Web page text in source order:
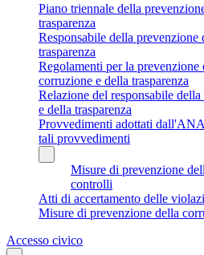
Piano triennale della
trasparenza
Responsabile della prevenzione
trasparenza
Regolamenti per la prevenzione
corruzione e della trasparenza
Relazione del responsabile
e della trasparenza
Provvedimenti adottati
tali provvedimenti
Misure di prevenzione
controlli
Atti di accertamento delle
Misure di prevenzione della
Accesso civico